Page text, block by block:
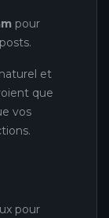
pour
et
que
vos
pour